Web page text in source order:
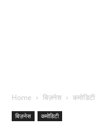
Home बिज़नेस कमोडिटी
बिज़नेस कमोडिटी